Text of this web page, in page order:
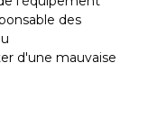
des
d'une mauvaise